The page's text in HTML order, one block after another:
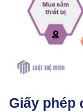
Giấy phép